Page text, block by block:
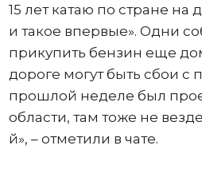
15 лет катаю по стране на
и такое впервые». Одни
прикупить бензин еще
дороге могут быть сбои с
прошлой неделе был
области, там тоже не
й», – отметили в чате.